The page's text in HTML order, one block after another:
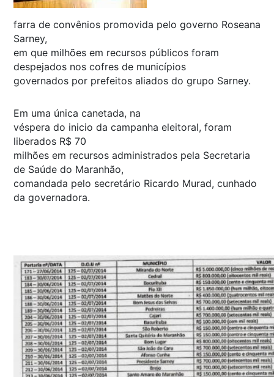
farra de convênios promovida pelo governo Roseana
Sarney,
em que milhões em recursos públicos foram
despejados nos cofres de municípios
governados por prefeitos aliados do grupo Sarney.
Em uma única canetada, na
véspera do inicio da campanha eleitoral, foram
liberados R$ 70
milhões em recursos administrados pela Secretaria
de Saúde do Maranhão,
comandada pelo secretário Ricardo Murad, cunhado
da governadora.